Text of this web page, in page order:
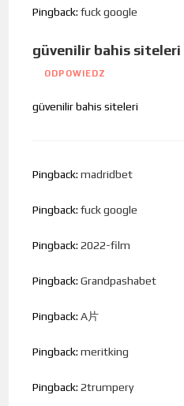
Pingback:fuck google
güvenilir bahis siteleri
ODPOWIEDZ
güvenilir bahis siteleri
Pingback:madridbet
Pingback:fuck google
Pingback:2022-film
Pingback:Grandpashabet
Pingback:A片
Pingback:meritking
Pingback:2trumpery